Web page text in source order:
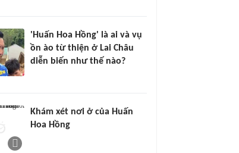
'Huấn Hoa Hồng' là ai và vụ
ồn ào từ thiện ở Lai Châu
diễn biến như thế nào?
Khám xét nơi ở của Huấn
Hoa Hồng